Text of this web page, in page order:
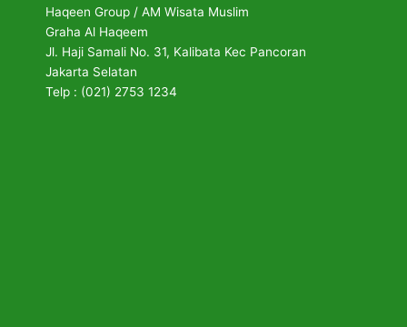
Haqeen Group / AM Wisata Muslim
Graha Al Haqeem
Jl. Haji Samali No. 31, Kalibata Kec Pancoran
Jakarta Selatan
Telp : (021) 2753 1234